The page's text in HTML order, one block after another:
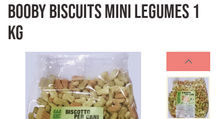
BOOBY BISCUITS MINI LEGUMES 1
KG